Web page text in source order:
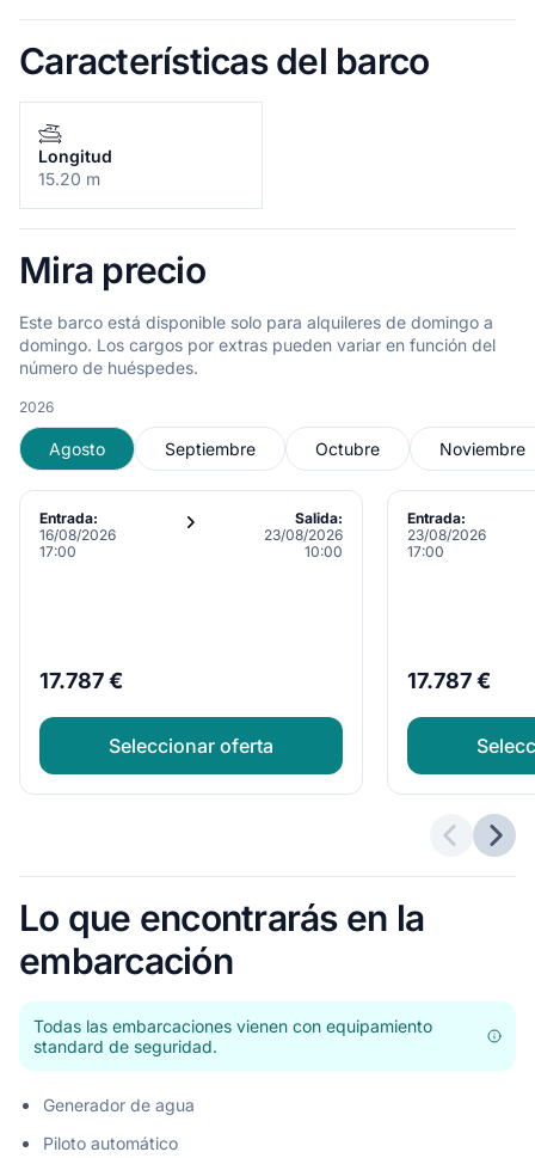
Características del barco
Longitud
15.20 m
Mira precio
Este barco está disponible solo para alquileres de domingo a
domingo. Los cargos por extras pueden variar en función del
número de huéspedes.
2026
Agosto Septiembre Octubre Noviembre
Entrada:
16/08/2026
17:00
Salida:
23/08/2026
10:00
17.787 €
Seleccionar oferta
Entrada:
23/08/2026
17:00
17.787 €
Lo que encontrarás en la
embarcación
Todas las embarcaciones vienen con equipamiento
standard de seguridad.
Generador de agua
Piloto automático